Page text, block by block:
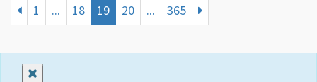
1 ... 18 19 20 ... 365